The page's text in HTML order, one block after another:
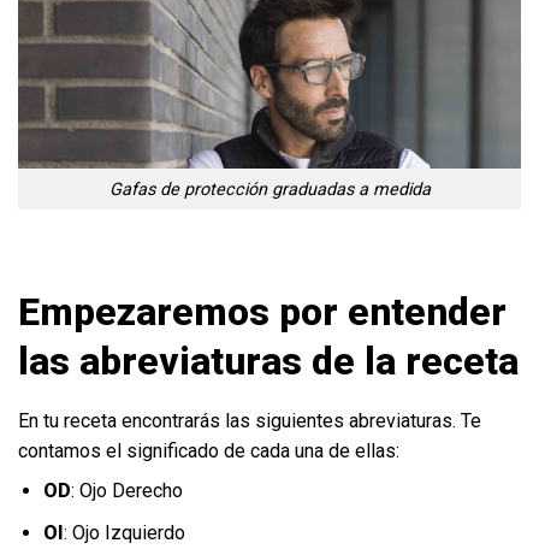
Gafas de protección graduadas a medida
Empezaremos por entender
las abreviaturas de la receta
En tu receta encontrarás las siguientes abreviaturas. Te
contamos el significado de cada una de ellas:
OD: Ojo Derecho
OI: Ojo Izquierdo